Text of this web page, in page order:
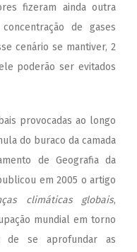
fizeram ainda outra
de gases
cenário se mantiver, 2
poderão ser evitados
provocadas ao longo
do buraco da camada
de Geografia da
em 2005 o artigo
climáticas globais,
mundial em torno
de se aprofundar as